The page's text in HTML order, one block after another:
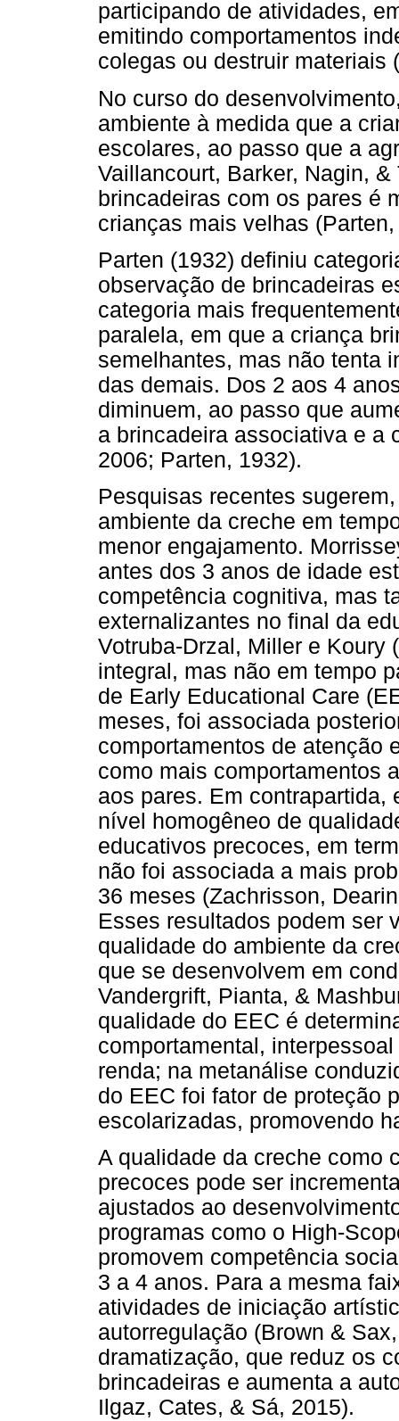
participando de atividades,
emitindo comportamentos
colegas ou destruir materiais
No curso do
ambiente à medida que a
escolares, ao passo que a
Vaillancourt, Barker, Nagin,
brincadeiras com os pares é
crianças mais velhas
Parten (1932) definiu
observação de brincadeiras
categoria mais
paralela, em que a criança
semelhantes, mas não tenta
das demais. Dos 2 aos 4
diminuem, ao passo que
a brincadeira associativa e a
2006; Parten, 1932).
Pesquisas recentes
ambiente da creche em
menor engajamento.
antes dos 3 anos de idade
competência cognitiva, mas
externalizantes no final da
Votruba-Drzal, Miller e Koury
integral, mas não em tempo
de Early Educational Care
meses, foi associada
comportamentos de atenção
como mais comportamentos
aos pares. Em contrapartida,
nível homogêneo de
educativos precoces, em
não foi associada a mais
36 meses (Zachrisson,
Esses resultados podem ser
qualidade do ambiente da
que se desenvolvem em
Vandergrift, Pianta, &
qualidade do EEC é
comportamental,
renda; na metanálise
do EEC foi fator de proteção
escolarizadas, promovendo
A qualidade da creche como
precoces pode ser
ajustados ao
programas como o High-
promovem competência
3 a 4 anos. Para a mesma
atividades de iniciação
autorregulação (Brown &
dramatização, que reduz os
brincadeiras e aumenta a
Ilgaz, Cates, & Sá, 2015).